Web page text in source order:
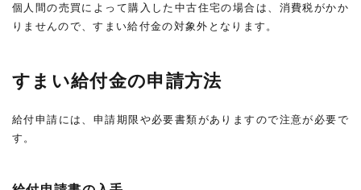
個人間の売買によって購入した中古住宅の場合は、消費税がかか
りませんので、すまい給付金の対象外となります。
すまい給付金の申請方法
給付申請には、申請期限や必要書類がありますので注意が必要で
す。